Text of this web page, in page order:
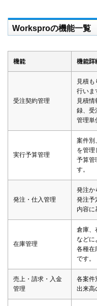
Worksproの機能一覧
機能 機能詳
受注契約管理
見積
行いま
見積
録、受
管理単
実行予算管理
案件別
を管理
予算管
す。
発注・仕入管理
発注か
発注予
内容に
在庫管理
倉庫、
などに
各種在
です。
売上・請求・入金
管理
各案件
出来高